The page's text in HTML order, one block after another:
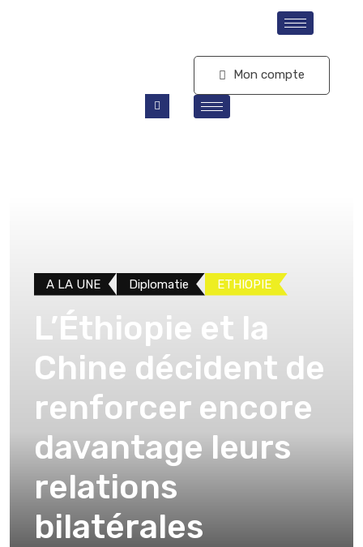
Mon compte
A LA UNE Diplomatie ETHIOPIE
L’Éthiopie et la
Chine décident de
renforcer encore
davantage leurs
relations
bilatérales